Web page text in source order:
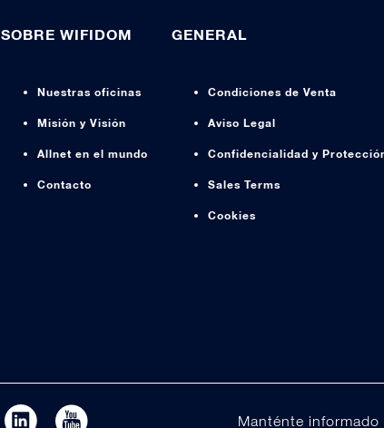
SOBRE WIFIDOM
Nuestras oficinas
Misión y Visión
Allnet en el mundo
Contacto
GENERAL
Condiciones de Venta
Aviso Legal
Confidencialidad y
Sales Terms
Cookies